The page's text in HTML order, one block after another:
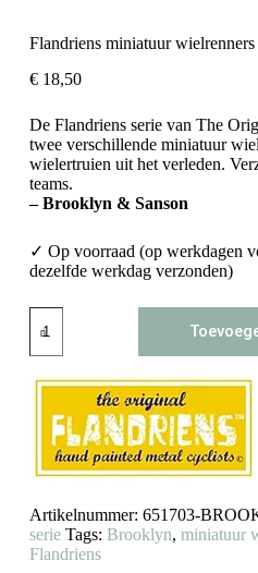
Flandriens miniatuur
€18,50
De Flandriens serie van The
twee verschillende miniatuur
wielertruien uit het verleden.
teams.
– Brooklyn & Sanson
✓ Op voorraad (op werkdagen
dezelfde werkdag verzonden)
Flandriens
miniatuur
wielrenners
&
aantal
Artikelnummer: 651703-
serie Tags: Brooklyn, miniatuur
Flandriens